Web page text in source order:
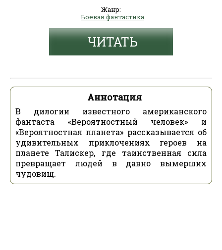
Жанр:
Боевая фантастика
ЧИТАТЬ
Аннотация
В дилогии известного американского
фантаста «Вероятностный человек» и
«Вероятностная планета» рассказывается об
удивительных приклочениях героев на
планете Талискер, где таинственная сила
превращает людей в давно вымерших
чудовищ.